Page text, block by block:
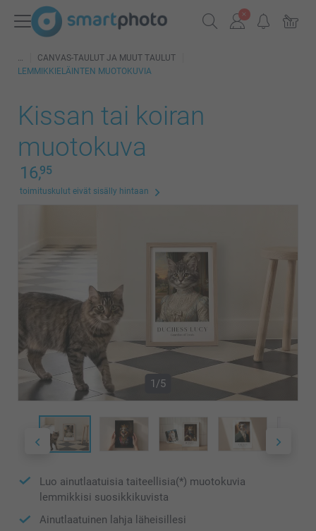
CANVAS-TAULUT JA MUUT TAULUT
LEMMIKKIELÄINTEN MUOTOKUVIA
Kissan tai koiran
muotokuva
16,95
toimituskulut eivät sisälly hintaan
1/5
Luo ainutlaatuisia taiteellisia(*) muotokuvia
lemmikkisi suosikkikuvista
Ainutlaatuinen lahja läheisillesi